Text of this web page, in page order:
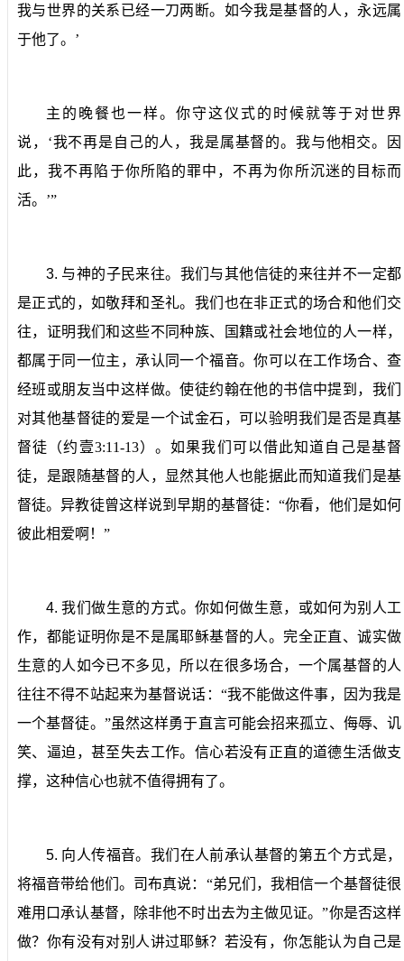
我与世界的关系已经一刀两断。如今我是基督的人，永远属
于他了。’
主的晚餐也一样。你守这仪式的时候就等于对世界
说，‘我不再是自己的人，我是属基督的。我与他相交。因
此，我不再陷于你所陷的罪中，不再为你所沉迷的目标而
活。’”
3. 与神的子民来往。 我们与其他信徒的来往并不一定都
是正式的，如敬拜和圣礼。我们也在非正式的场合和他们交
往，证明我们和这些不同种族、国籍或社会地位的人一样，
都属于同一位主，承认同一个福音。你可以在工作场合、查
经班或朋友当中这样做。使徒约翰在他的书信中提到，我们
对其他基督徒的爱是一个试金石，可以验明我们是否是真基
督徒（约壹3:11-13）。如果我们可以借此知道自己是基督
徒，是跟随基督的人，显然其他人也能据此而知道我们是基
督徒。异教徒曾这样说到早期的基督徒：“你看，他们是如何
彼此相爱啊！”
4.我们做生意的方式。 你如何做生意，或如何为别人工
作，都能证明你是不是属耶稣基督的人。完全正直、诚实做
生意的人如今已不多见，所以在很多场合，一个属基督的人
往往不得不站起来为基督说话：“我不能做这件事，因为我是
一个基督徒。”虽然这样勇于直言可能会招来孤立、侮辱、讥
笑、逼迫，甚至失去工作。信心若没有正直的道德生活做支
撑，这种信心也就不值得拥有了。
5. 向人传福音。 我们在人前承认基督的第五个方式是，
将福音带给他们。司布真说：“弟兄们，我相信一个基督徒很
难用口承认基督，除非他不时出去为主做见证。”你是否这样
做？你有没有对别人讲过耶稣？若没有，你怎能认为自己是